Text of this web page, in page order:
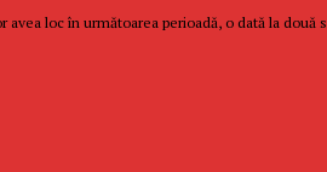
loc în următoarea perioadă, o dată la două